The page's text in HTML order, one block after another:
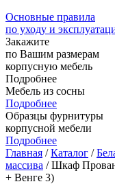
Основные правила
по уходу и
Закажите
по Вашим размерам
корпусную мебель
Подробнее
Мебель из сосны
Подробнее
Образцы фурнитуры
корпусной мебели
Подробнее
Главная /Каталог /
массива / Шкаф
+ Венге 3)